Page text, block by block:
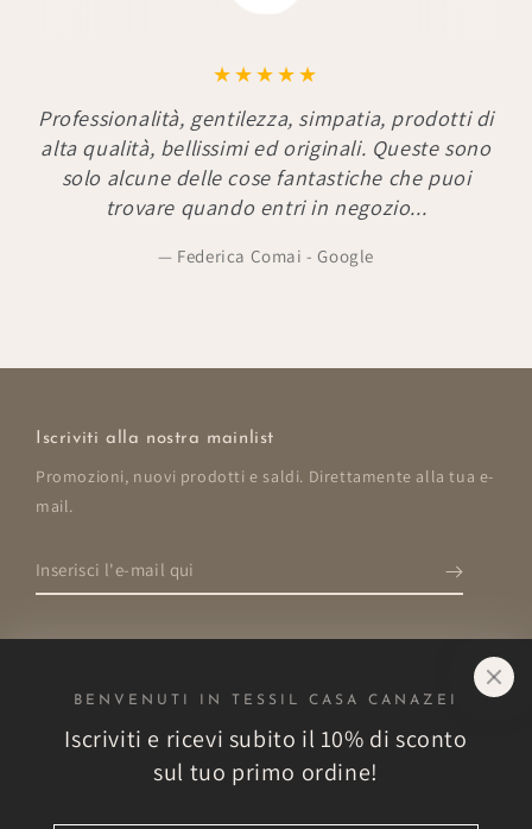
Professionalità, gentilezza, simpatia, prodotti di
alta qualità, bellissimi ed originali. Queste sono
solo alcune delle cose fantastiche che puoi
trovare quando entri in negozio...
Federica Comai - Google
Iscriviti alla nostra mainlist
Promozioni, nuovi prodotti e saldi. Direttamente alla tua e-
mail.
Inserisci
l'e-
BENVENUTI IN TESSIL CASA CANAZEI
Iscriviti e ricevi subito il 10% di sconto
sul tuo primo ordine!